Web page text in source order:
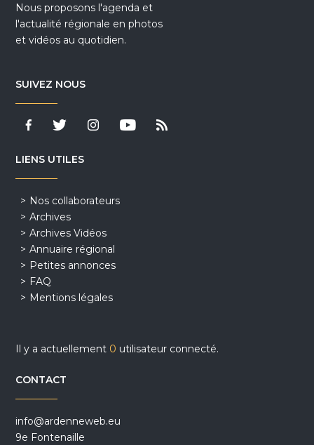
Nous proposons l'agenda et
l'actualité régionale en photos
et vidéos au quotidien.
SUIVEZ NOUS
LIENS UTILES
Nos collaborateurs
Archives
Archives Vidéos
Annuaire régional
Petites annonces
FAQ
Mentions légales
Il y a actuellement 0 utilisateur connecté.
CONTACT
info@ardenneweb.eu
9e Fontenaille